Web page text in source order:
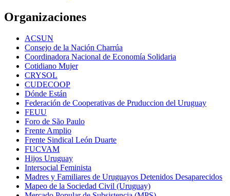
Organizaciones
ACSUN
Consejo de la Nación Charrúa
Coordinadora Nacional de Economía Solidaria
Cotidiano Mujer
CRYSOL
CUDECOOP
Dónde Están
Federación de Cooperativas de Pruduccion del Uruguay
FEUU
Foro de São Paulo
Frente Amplio
Frente Sindical León Duarte
FUCVAM
Hijos Uruguay
Intersocial Feminista
Madres y Familiares de Uruguayos Detenidos Desaparecidos
Mapeo de la Sociedad Civil (Uruguay)